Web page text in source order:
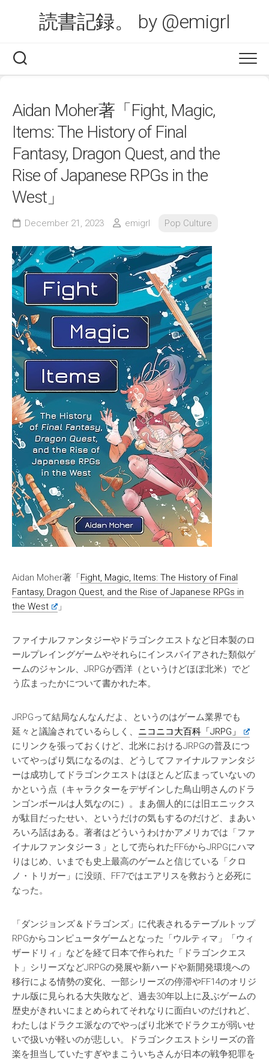
読書記録。 by @emigrl
Aidan Moher著「Fight, Magic,
Items: The History of Final
Fantasy, Dragon Quest, and the
Rise of Japanese RPGs in the
West」
December 21, 2023 emigrl Pop Culture
Aidan Moher著「Fight, Magic, Items: The History of Final
Fantasy, Dragon Quest, and the Rise of Japanese RPGs in
the West
」
ファイナルファンタジーやドラゴンクエストなど日本製のロ
ールプレイングゲームやそれらにインスパイアされた類似ゲ
ームのジャンル、JRPGが西洋（というけどほぼ北米）でど
う広まったかについて書かれた本。
JRPGって結局なんなんだよ、というのはゲーム業界でも
延々と議論されているらしく、 ニコニコ大百科「JRPG」
にリンクを張っておくけど、北米におけるJRPGの普及につ
いてやっぱり気になるのは、どうしてファイナルファンタジ
ーは成功してドラゴンクエストはほとんど広まっていないの
かという点（キャラクターをデザインした鳥山明さんのドラ
ンゴンボールは人気なのに）。まあ個人的には旧エニックス
が駄目だったせい、というだけの気もするのだけど、まあい
ろいろ話はある。著者はどういうわけかアメリカでは「ファ
イナルファンタジー３」として売られたFF6からJRPGにハマ
りはじめ、いまでも史上最高のゲームと信じている「クロ
ノ・トリガー」に没頭、FF7ではエアリスを救おうと必死に
なった。
「ダンジョンズ＆ドラゴンズ」に代表されるテーブルトップ
RPGからコンピュータゲームとなった「ウルティマ」「ウィ
ザードリィ」などを経て日本で作られた「ドラゴンクエス
ト」シリーズなどJRPGの発展や新ハードや新開発環境への
移行による情勢の変化、一部シリーズの停滞やFF14のオリジ
ナル版に見られる大失敗など、過去30年以上に及ぶゲームの
歴史がきれいにまとめられてそれなりに面白いのだけれど、
わたしはドラクエ派なのでやっぱり北米でドラクエが弱いせ
いで扱いが軽いのが悲しい。ドラゴンクエストシリーズの音
楽を担当していたすぎやまこういちさんが日本の戦争犯罪を